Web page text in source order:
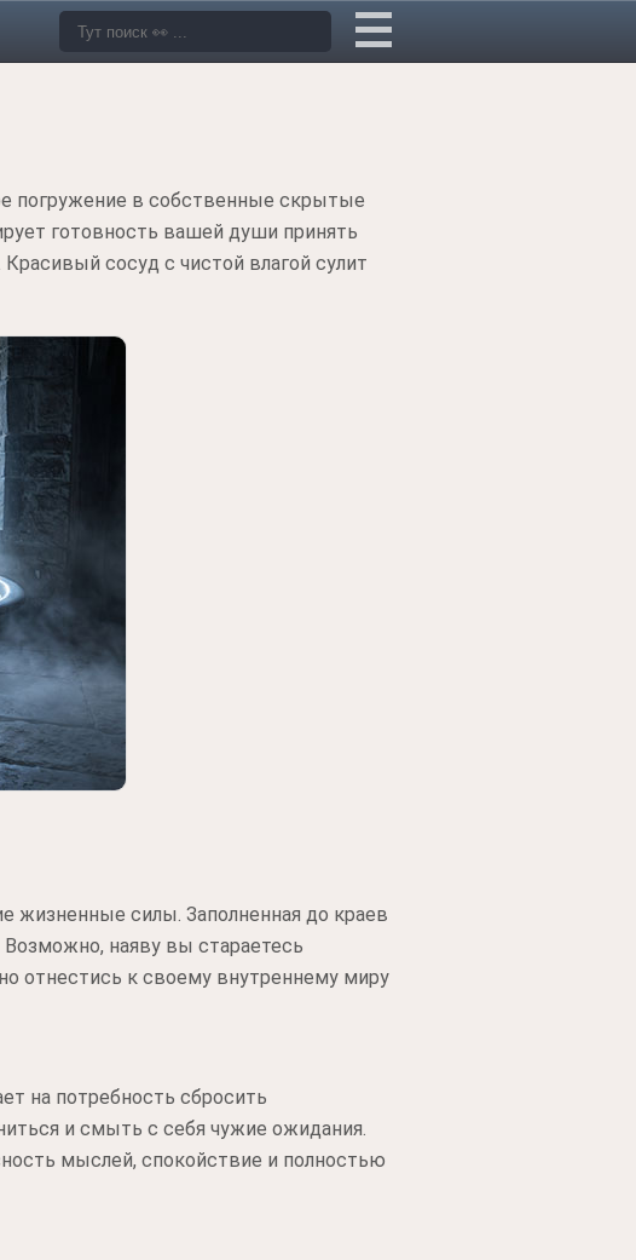
погружение в собственные скрытые
готовность вашей души принять
сосуд с чистой влагой сулит
жизненные силы. Заполненная до краев
наяву вы стараетесь
отнестись к своему внутреннему миру
на потребность сбросить
и смыть с себя чужие ожидания.
мыслей, спокойствие и полностью